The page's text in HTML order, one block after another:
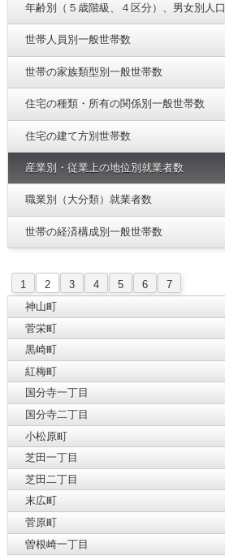
年齢別（５歳階級、４区分）、男女別人口
世帯人員別一般世帯数
世帯の家族類型別一般世帯数
住宅の種類・所有の関係別一般世帯数
住宅の建て方別世帯数
産業別・従業上の地位別就業者数
職業別（大分類）就業者数
世帯の経済構成別一般世帯数
1 2 3 4 5 6
7
神山町
菅栄町
黒崎町
紅梅町
国分寺一丁目
国分寺二丁目
小松原町
芝田一丁目
芝田二丁目
末広町
菅原町
曽根崎一丁目